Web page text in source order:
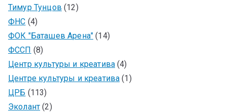
Тимур Тунцов (12)
ФНС (4)
ФОК "Баташев Арена" (14)
ФССП (8)
Центр культуры и креатива (4)
Центре культуры и креатива (1)
ЦРБ (113)
Эколант (2)